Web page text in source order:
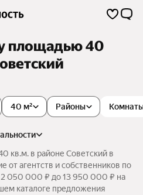
площадью 40
40 м² Районы
кв.м. в районе Советский в
от агентств и собственников по
2 050 000 ₽ до 13 950 000 ₽ на
каталоге предложения